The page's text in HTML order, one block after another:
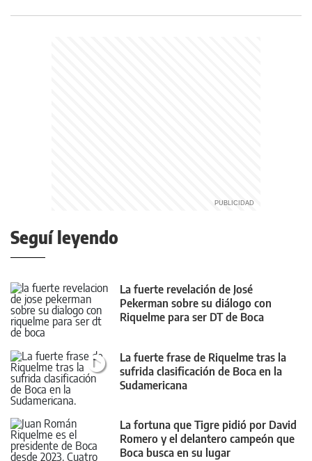
Seguí leyendo
La fuerte revelación de José
Pekerman sobre su diálogo con
Riquelme para ser DT de Boca
La fuerte frase de Riquelme tras la
sufrida clasificación de Boca en la
Sudamericana
La fortuna que Tigre pidió por David
Romero y el delantero campeón que
Boca busca en su lugar